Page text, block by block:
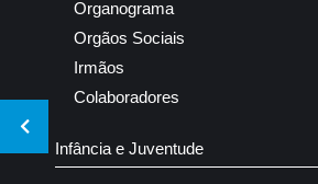
Organograma
Orgãos Sociais
Irmãos
Colaboradores
Infância e Juventude